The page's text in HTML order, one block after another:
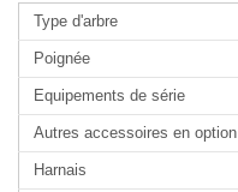
Type d'arbre
Poignée
Equipements de série
Autres accessoires en option
Harnais